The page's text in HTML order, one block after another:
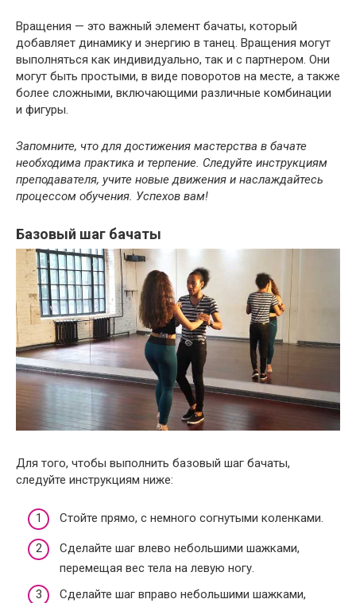
Вращения — это важный элемент бачаты, который
добавляет динамику и энергию в танец. Вращения могут
выполняться как индивидуально, так и с партнером. Они
могут быть простыми, в виде поворотов на месте, а также
более сложными, включающими различные комбинации
и фигуры.
Запомните, что для достижения мастерства в бачате
необходима практика и терпение. Следуйте инструкциям
преподавателя, учите новые движения и наслаждайтесь
процессом обучения. Успехов вам!
Базовый шаг бачаты
Для того, чтобы выполнить базовый шаг бачаты,
следуйте инструкциям ниже:
Стойте прямо, с немного согнутыми коленками.
Сделайте шаг влево небольшими шажками,
перемещая вес тела на левую ногу.
Сделайте шаг вправо небольшими шажками,